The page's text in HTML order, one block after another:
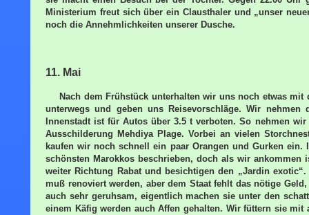
Ministerium freut sich über ein Clausthaler und „unser
noch die Annehmlichkeiten unserer Dusche.
11. Mai
Nach dem Frühstück unterhalten wir uns noch etwas
unterwegs und geben uns Reisevorschläge. Wir
Innenstadt ist für Autos über 3.5 t verboten. So nehmen
Ausschilderung Mehdiya Plage. Vorbei an vielen
kaufen wir noch schnell ein paar Orangen und Gurken
schönsten Marokkos beschrieben, doch als wir
weiter Richtung Rabat und besichtigen den „Jardin
muß renoviert werden, aber dem Staat fehlt das nötige
auch sehr geruhsam, eigentlich machen sie unter den
einem Käfig werden auch Affen gehalten. Wir füttern sie